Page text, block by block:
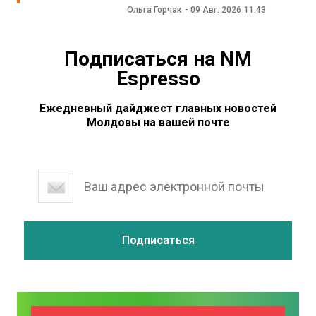
Ольга Горчак - 09 Авг. 2026 11:43
Подписаться на NM
Espresso
Ежедневный дайджест главных новостей
Молдовы на вашей почте